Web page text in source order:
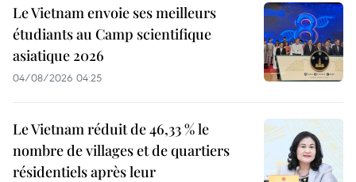
Le Vietnam envoie ses meilleurs
étudiants au Camp scientifique
asiatique 2026
04/08/2026 04:25
Le Vietnam réduit de 46,33 % le
nombre de villages et de quartiers
résidentiels après leur